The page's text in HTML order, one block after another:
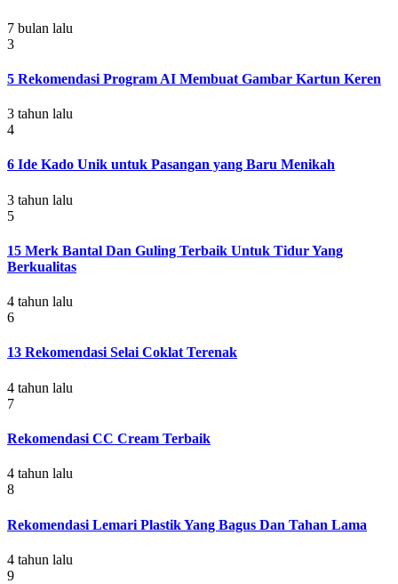
7 bulan lalu
3
5 Rekomendasi Program AI Membuat Gambar Kartun Keren
3 tahun lalu
4
6 Ide Kado Unik untuk Pasangan yang Baru Menikah
3 tahun lalu
5
15 Merk Bantal Dan Guling Terbaik Untuk Tidur Yang
Berkualitas
4 tahun lalu
6
13 Rekomendasi Selai Coklat Terenak
4 tahun lalu
7
Rekomendasi CC Cream Terbaik
4 tahun lalu
8
Rekomendasi Lemari Plastik Yang Bagus Dan Tahan Lama
4 tahun lalu
9